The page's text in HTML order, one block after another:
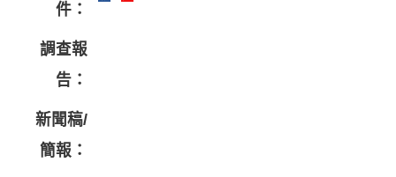
件：
調查報
告：
新聞稿/
簡報：